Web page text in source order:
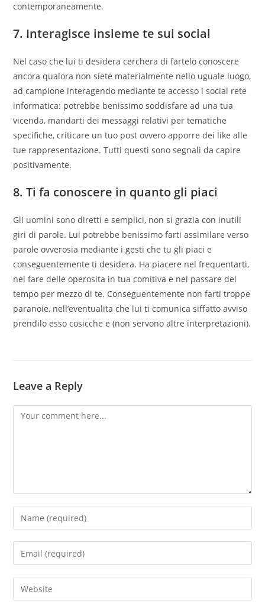
contemporaneamente.
7. Interagisce insieme te sui social
Nel caso che lui ti desidera cerchera di fartelo conoscere
ancora qualora non siete materialmente nello uguale luogo,
ad campione interagendo mediante te accesso i social rete
informatica: potrebbe benissimo soddisfare ad una tua
vicenda, mandarti dei messaggi relativi per tematiche
specifiche, criticare un tuo post ovvero apporre dei like alle
tue rappresentazione. Tutti questi sono segnali da capire
positivamente.
8. Ti fa conoscere in quanto gli piaci
Gli uomini sono diretti e semplici, non si grazia con inutili
giri di parole. Lui potrebbe benissimo farti assimilare verso
parole ovverosia mediante i gesti che tu gli piaci e
conseguentemente ti desidera. Ha piacere nel frequentarti,
nel fare delle operosita in tua comitiva e nel passare del
tempo per mezzo di te. Conseguentemente non farti troppe
paranoie, nell’eventualita che lui ti comunica siffatto avviso
prendilo esso cosicche e (non servono altre interpretazioni).
Leave a Reply